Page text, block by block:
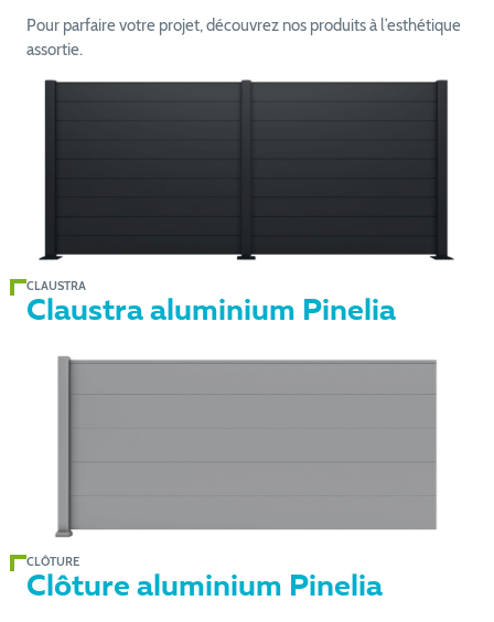
Pour parfaire votre projet, découvrez nos produits à l’esthétique
assortie.
CLAUSTRA
Claustra aluminium Pinelia
CLÔTURE
Clôture aluminium Pinelia